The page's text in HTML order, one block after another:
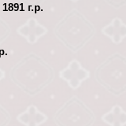
г.р.